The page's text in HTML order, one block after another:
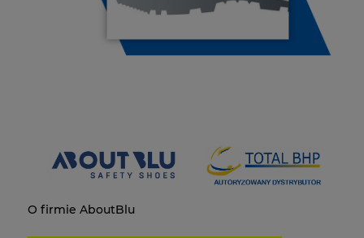
O firmie AboutBlu